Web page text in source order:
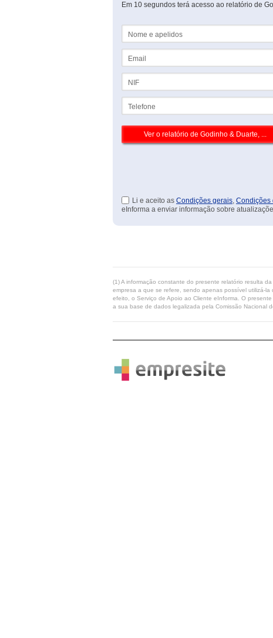
Em 10 segundos terá acesso ao relatório de
Li e aceito as Condições gerais, Condições
eInforma a enviar informação sobre
(1) A informação constante do presente relatório resulta
empresa a que se refere, sendo apenas possível utilizá-
efeito, o Serviço de Apoio ao Cliente eInforma. O
a sua base de dados legalizada pela Comissão Nacional